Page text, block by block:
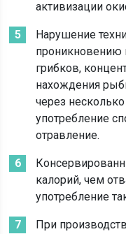
активизации
Нарушение
проникновению
грибков,
нахождения
через
употребление
отравление.
калорий, чем
употребление
При